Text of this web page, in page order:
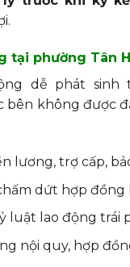
tại phường Tân
dễ phát sinh
bên không được
lương, trợ cấp,
dứt hợp đồng
luật lao động trái
nội quy, hợp